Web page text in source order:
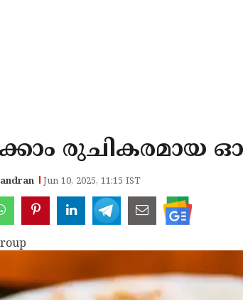
Jun 10, 2025, 11:15 IST